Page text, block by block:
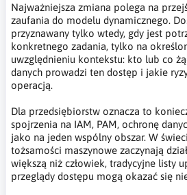
Najważniejsza zmiana polega na
zaufania do modelu dynamicznego.
przyznawany tylko wtedy, gdy jest
konkretnego zadania, tylko na
uwzględnieniu kontekstu: kto lub co
danych prowadzi ten dostęp i jakie
operacją.
Dla przedsiębiorstw oznacza to
spojrzenia na IAM, PAM, ochronę
jako na jeden wspólny obszar. W
tożsamości maszynowe zaczynają
większą niż człowiek, tradycyjne listy
przeglądy dostępu mogą okazać się